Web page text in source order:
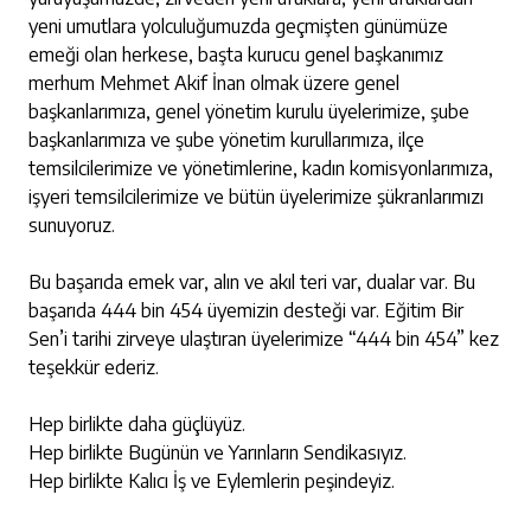
yeni umutlara yolculuğumuzda geçmişten günümüze
emeği olan herkese, başta kurucu genel başkanımız
merhum Mehmet Akif İnan olmak üzere genel
başkanlarımıza, genel yönetim kurulu üyelerimize, şube
başkanlarımıza ve şube yönetim kurullarımıza, ilçe
temsilcilerimize ve yönetimlerine, kadın komisyonlarımıza,
işyeri temsilcilerimize ve bütün üyelerimize şükranlarımızı
sunuyoruz.
Bu başarıda emek var, alın ve akıl teri var, dualar var. Bu
başarıda 444 bin 454 üyemizin desteği var. Eğitim Bir
Sen’i tarihi zirveye ulaştıran üyelerimize “444 bin 454” kez
teşekkür ederiz.
Hep birlikte daha güçlüyüz.
Hep birlikte Bugünün ve Yarınların Sendikasıyız.
Hep birlikte Kalıcı İş ve Eylemlerin peşindeyiz.